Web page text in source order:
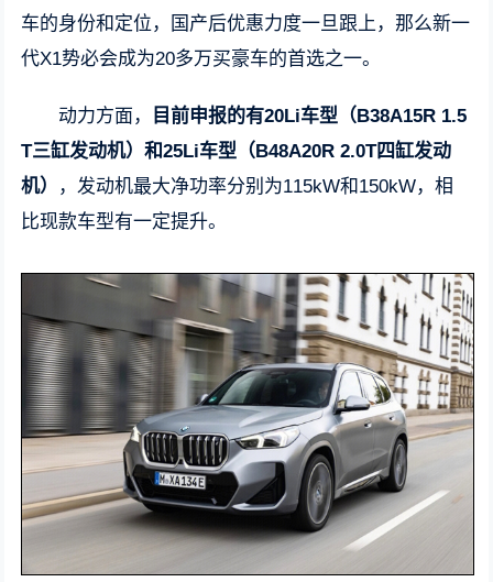
车的身份和定位，国产后优惠力度一旦跟上，那么新一
代X1势必会成为20多万买豪车的首选之一。
动力方面，
目前申报的有20Li车型（B38A15R 1.5
T三缸发动机）和25Li车型（B48A20R 2.0T四缸发动
机）
，发动机最大净功率分别为115kW和150kW，相
比现款车型有一定提升。